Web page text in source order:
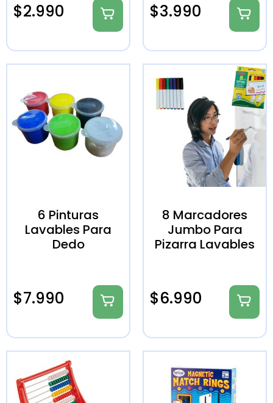
$2.990 $3.990
6 Pinturas
Lavables Para
Dedo
$7.990
8 Marcadores
Jumbo Para
Pizarra Lavables
$6.990